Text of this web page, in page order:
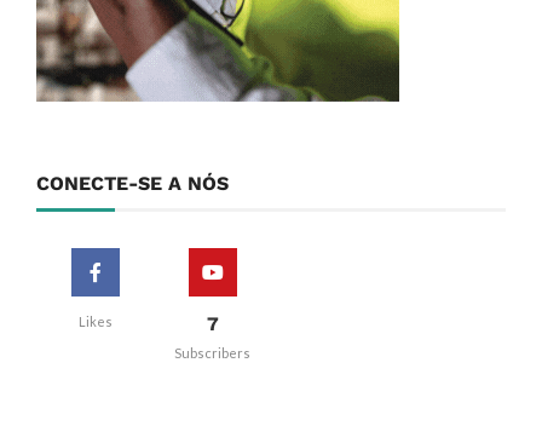
CONECTE-SE A NÓS
Likes 7
Subscribers